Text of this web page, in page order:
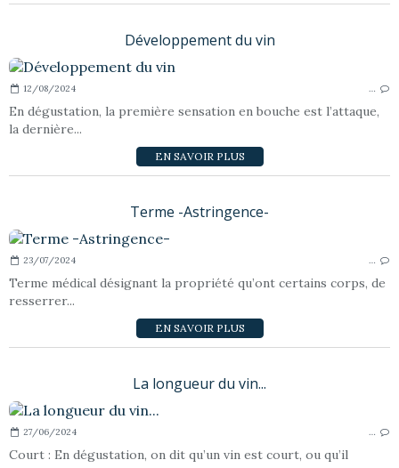
Développement du vin
12/08/2024 …
En dégustation, la première sensation en bouche est l’attaque,
la dernière...
EN SAVOIR PLUS
Terme -Astringence-
23/07/2024 …
Terme médical désignant la propriété qu’ont certains corps, de
resserrer...
EN SAVOIR PLUS
La longueur du vin...
27/06/2024 …
Court : En dégustation, on dit qu’un vin est court, ou qu’il